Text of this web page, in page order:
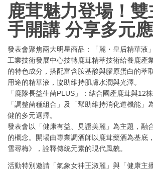
鹿茸魅力登場！
手開講 分享多元
發表會聚焦兩大明星商品：「麗・皇后精華液
工業技術發展中心技轉鹿茸精萃技術給養鹿產
的特色成分，搭配富含胺基酸與膠原蛋白的萃
用途的精華液，協助維持肌膚水潤與光澤。
「鹿隊長益生菌PLUS」：結合國產鹿茸與12
「調整菌種組合」及「幫助維持消化道機能」
健的多元選擇。
發表會以「健康有益、見證美麗」為主題，融
的概念。開場由專業調酒師以鹿茸藥酒為基底
雪尋梅》，詮釋傳統元素的現代風貌。
活動特別邀請「氣象女神王淑麗」與「健康主